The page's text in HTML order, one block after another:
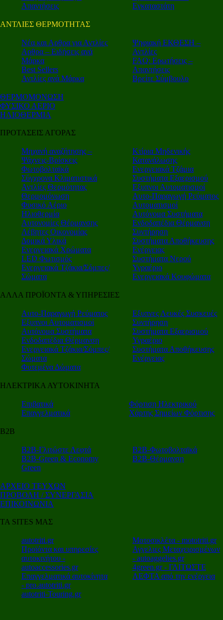
Απαντήσεις
Εγκαταστάτη
ΑΝΤΛΙΕΣ ΘΕΡΜΟΤΗΤΑΣ
Nέα και Αρθρα για Αντλίες
Αρθρα – Ειδήσεις ανά
Μάρκα
Best Sellers
Αντλίες ανά Μάρκα
Ψηφιακή ΕΚΘΕΣΗ –
Αντλίες
FAQ: Ερωτήσεις –
Απαντήσεις
Βρείτε Σύμβουλο
ΘΕΡΜΟΜΟΝΩΣΗ
ΦΥΣΙΚΟ ΑΕΡΙΟ
ΗΛΙΟΘΕΡΜΙΑ
ΠΡΟΤΑΣΕΙΣ ΑΓΟΡΑΣ
Μηχανή αναζήτησης –
Ψάχνεις-Βρίσκεις
Φωτοβολταϊκά
Σύγχρονα Κλιματιστικά
Αντλίες Θερμότητας
Θερμομόνωση
Φυσικό Αέριο
Ηλιοθερμία
Αυτονομίες Θέρμανσης
Λέβητες Οικονομίας
Δομικά Υλικά
Ενεργειακά Χρώματα
LED Φωτισμός
Ενεργειακά Τζάκια/Σόμπες/
Σώματα
Κτίρια Μηδενικής
Κατανάλωσης
Ενεργειακά Τζάμια
Συστήματα Εξαερισμού
Εξυπνοι Αυτοματισμοί
Αυτο-Παραγωγή Ρεύματος
Αυτοματισμοί
Αυτόνομα Συστήματα
Ενδοδαπέδια Θέρμανση
Συντήρηση
Συστήματα Αποθήκευσης
Ενέργειας
Συστήματα Νερού
Υγραέριο
Ενεργειακά Κουφώματα
ΑΛΛΑ ΠΡΟΪΟΝΤΑ & ΥΠΗΡΕΣΙΕΣ
Αυτο-Παραγωγή Ρεύματος
Εξυπνοι Αυτοματισμοί
Αυτόνομα Συστήματα
Ενδοδαπέδια Θέρμανση
Ενεργειακά Τζάκια/Σόμπες/
Σώματα
Φυτεμένα Δώματα
Εξυπνες Λευκές Συσκευές
Συντήρηση
Συστήματα Εξαερισμού
Υγραέριο
Συστήματα Αποθήκευσης
Ενέργειας
ΗΛΕΚΤΡΙΚΑ ΑΥΤΟΚΙΝΗΤΑ
Επιβατικά
Επαγγελματικά
Φόρτιση Ηλεκτρικού
Χάρτης Σημείων Φόρτισης
Β2Β
Β2Β-Γλιτώστε Λεφτά
Β2Β-Green & Economy
Green
Β2Β-Φωτοβολταϊκά
Β2Β-Θέρμανση
ΑΡΧΕΙΟ ΤΕΥΧΩΝ
ΠΡΟΒΟΛΗ / ΣΥΝΕΡΓΑΣΙΑ
ΕΠΙΚΟΙΝΩΝΙΑ
ΤΑ SITES ΜΑΣ
autotriti.gr
Προϊόντα και υπηρεσίες
αυτοκινήτου -
autoaccessories.gr
Επαγγελματικά αυτοκίνητα
- pro.autotriti.gr
autotriti-Touring.gr
Μοτοσικλέτα - mototriti.gr
Αγγελιες Μεταχειρισμένων
- autoaggelies.gr
4green.gr - ΓΛΙΤΩΣΤΕ
ΛΕΦΤΑ από την ενέργεια